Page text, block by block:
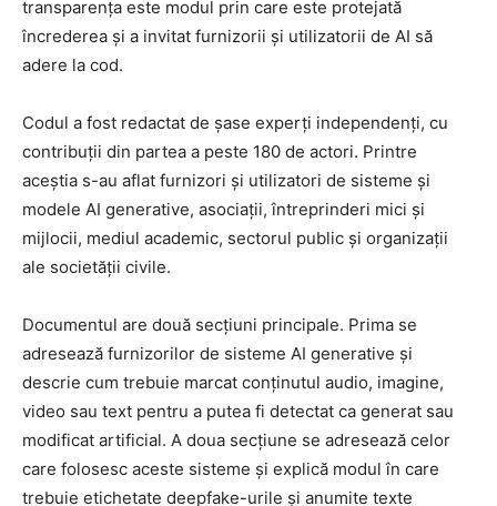
transparența este modul prin care este protejată
încrederea și a invitat furnizorii și utilizatorii de AI să
adere la cod.
Codul a fost redactat de șase experți independenți, cu
contribuții din partea a peste 180 de actori. Printre
aceștia s-au aflat furnizori și utilizatori de sisteme și
modele AI generative, asociații, întreprinderi mici și
mijlocii, mediul academic, sectorul public și organizații
ale societății civile.
Documentul are două secțiuni principale. Prima se
adresează furnizorilor de sisteme AI generative și
descrie cum trebuie marcat conținutul audio, imagine,
video sau text pentru a putea fi detectat ca generat sau
modificat artificial. A doua secțiune se adresează celor
care folosesc aceste sisteme și explică modul în care
trebuie etichetate deepfake-urile și anumite texte